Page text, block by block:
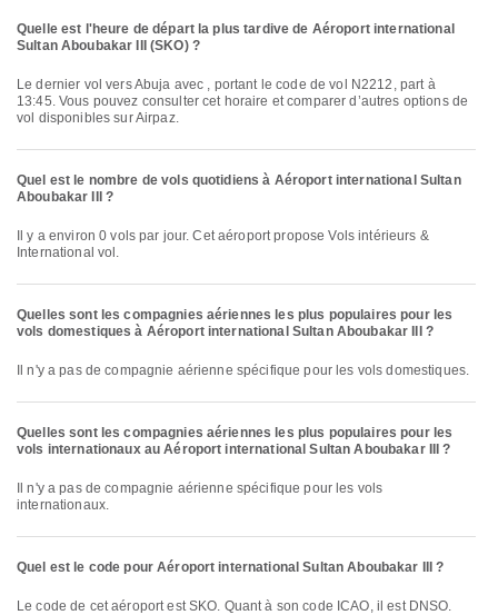
Quelle est l'heure de départ la plus tardive de Aéroport international
Sultan Aboubakar III (SKO) ?
Le dernier vol vers Abuja avec , portant le code de vol N2212, part à
13:45. Vous pouvez consulter cet horaire et comparer d’autres options de
vol disponibles sur Airpaz.
Quel est le nombre de vols quotidiens à Aéroport international Sultan
Aboubakar III ?
International vol.
Quelles sont les compagnies aériennes les plus populaires pour les
vols domestiques à Aéroport international Sultan Aboubakar III ?
Il n'y a pas de compagnie aérienne spécifique pour les vols domestiques.
Quelles sont les compagnies aériennes les plus populaires pour les
vols internationaux au Aéroport international Sultan Aboubakar III ?
internationaux.
Quel est le code pour Aéroport international Sultan Aboubakar III ?
Le code de cet aéroport est SKO. Quant à son code ICAO, il est DNSO.